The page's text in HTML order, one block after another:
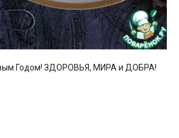
Годом! ЗДОРОВЬЯ, МИРА и ДОБРА!